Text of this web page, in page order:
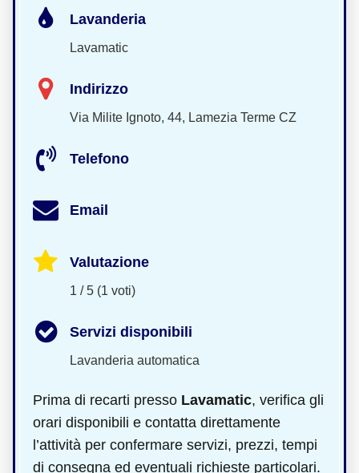
Lavanderia
Lavamatic
Indirizzo
Via Milite Ignoto, 44, Lamezia Terme CZ
Telefono
Email
Valutazione
1 / 5 (1 voti)
Servizi disponibili
Lavanderia automatica
Prima di recarti presso Lavamatic, verifica gli
orari disponibili e contatta direttamente
l’attività per confermare servizi, prezzi, tempi
di consegna ed eventuali richieste particolari.